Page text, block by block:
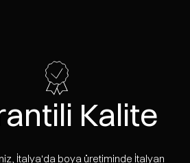
Shou Sugi Ban'ı modası
çok fazla çalışma gerektirdi ve
Ahşap™ Organik” adı verilen
aletler kullanabiliriz.
Kalite
İtalya'da boya üretiminde İtalyan